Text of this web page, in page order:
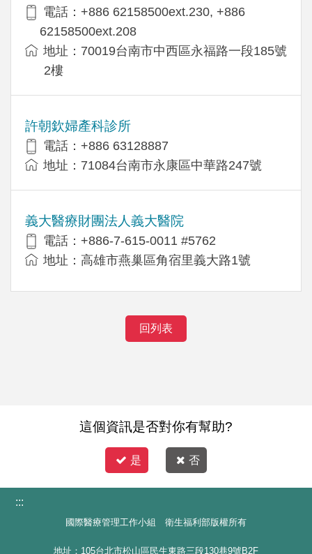
電話：+886 62158500ext.230, +886
62158500ext.208
地址：70019台南市中西區永福路一段185號
2樓
許朝欽婦產科診所
電話：+886 63128887
地址：71084台南市永康區中華路247號
義大醫療財團法人義大醫院
電話：+886-7-615-0011 #5762
地址：高雄市燕巢區角宿里義大路1號
回列表
這個資訊是否對你有幫助?
是 否
:::
國際醫療管理工作小組 衛生福利部版權所有
地址：105台北市松山區民生東路三段130巷9號B2F